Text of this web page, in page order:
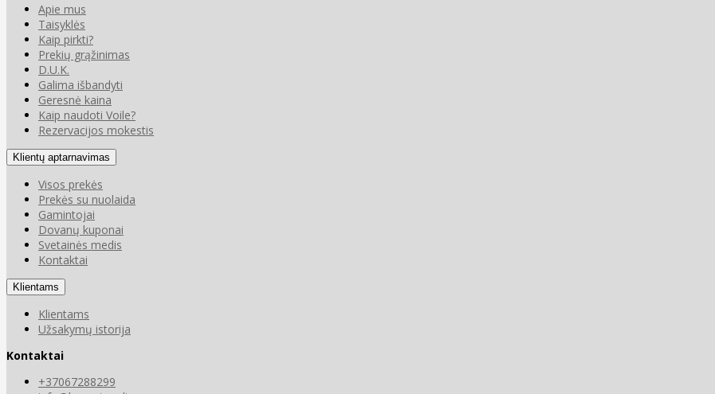
Apie mus
Taisyklės
Kaip pirkti?
Prekių grąžinimas
D.U.K.
Galima išbandyti
Geresnė kaina
Kaip naudoti Voile?
Rezervacijos mokestis
Klientų aptarnavimas
Visos prekės
Prekės su nuolaida
Gamintojai
Dovanų kuponai
Svetainės medis
Kontaktai
Klientams
Klientams
Užsakymų istorija
Kontaktai
+37067288299